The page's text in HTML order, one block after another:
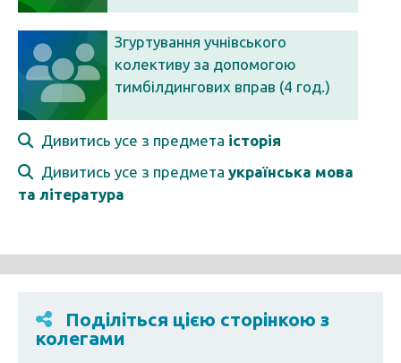
Згуртування учнівського
колективу за допомогою
тимбілдингових вправ (4 год.)
Дивитись усе з предмета історія
Дивитись усе з предмета українська мова
та література
Поділіться цією сторінкою з
колегами